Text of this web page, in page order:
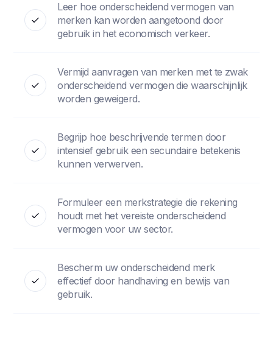
Leer hoe onderscheidend vermogen van
merken kan worden aangetoond door
gebruik in het economisch verkeer.
Vermijd aanvragen van merken met te zwak
onderscheidend vermogen die waarschijnlijk
worden geweigerd.
Begrijp hoe beschrijvende termen door
intensief gebruik een secundaire betekenis
kunnen verwerven.
Formuleer een merkstrategie die rekening
houdt met het vereiste onderscheidend
vermogen voor uw sector.
Bescherm uw onderscheidend merk
effectief door handhaving en bewijs van
gebruik.